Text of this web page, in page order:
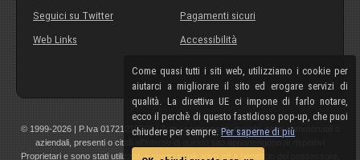
Come quasi tutti i siti web, utilizziamo i cookie per
aiutarci a migliorare il sito ed erogare servizi di
qualità. La direttiva UE ci impone di farlo notare,
ecco il perchè di questo fastidioso pop-up, che puoi
chiudere per sempre.Per saperne di più
Seguici su Twitter
Web Links
Pagamenti sicuri
Accessibilità
© 1999-2026 | P.Iva 01721210308 | Tutti i componenti, marchi, nomi commerciali o
aziendali, presenti o citati all'interno di questo sito appartengono ai rispettivi
Proprietari e sono stati utilizzati a scopo esplicativo ed a beneficio del possessore,